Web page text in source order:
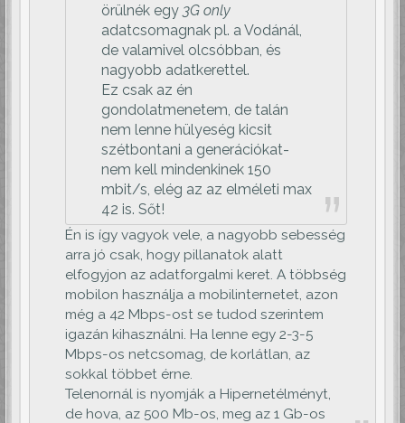
örülnék egy3G only
adatcsomagnak pl. a Vodánál,
de valamivel olcsóbban, és
nagyobb adatkerettel.
Ez csak az én
gondolatmenetem, de talán
nem lenne hülyeség kicsit
szétbontani a generációkat-
nem kell mindenkinek 150
mbit/s, elég az az elméleti max
42 is. Sőt!
Én is így vagyok vele, a nagyobb sebesség
arra jó csak, hogy pillanatok alatt
elfogyjon az adatforgalmi keret. A többség
mobilon használja a mobilinternetet, azon
még a 42 Mbps-ost se tudod szerintem
igazán kihasználni. Ha lenne egy 2-3-5
Mbps-os netcsomag, de korlátlan, az
sokkal többet érne.
Telenornál is nyomják a Hipernetélményt,
de hova, az 500 Mb-os, meg az 1 Gb-os